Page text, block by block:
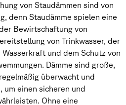
von Staudämmen sind von
denn Staudämme spielen eine
Bewirtschaftung von
von Trinkwasser, der
Wasserkraft und dem Schutz von
Dämme sind große,
überwacht und
um einen sicheren und
Ohne eine